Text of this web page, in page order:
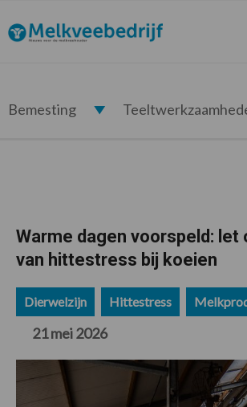
de
hoofdnavigatie
de
hoofd
de
eerste
de
voettekst
Melkveebedrijf.nl
Bemesting
Warme dagen voorspeld: let
van hittestress bij koeien
Dierwelzijn Hittestress
21 mei 2026